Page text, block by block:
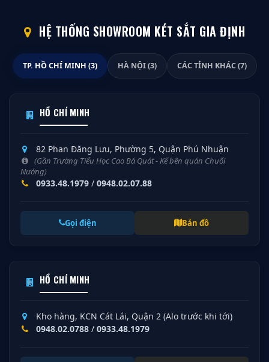
HỆ THỐNG SHOWROOM KÉT SẮT GIA ĐỊNH
TP. HỒ CHÍ MINH (3) HÀ NỘI (3) CÁC TỈNH KHÁC (7)
HỒ CHÍ MINH
82 Phan Đăng Lưu, Phường 5, Quận Phú Nhuận
(Gần Trường Tiểu Học Cao Bá Quát - Kế bên quán Chuối
Nướng)
0933.48.1979 / 0948.02.07.88
Gọi điện Bản đồ
HỒ CHÍ MINH
Kho hàng, KCN Cát Lái, Quận 2 (Alo trước khi tới)
0948.02.0788 / 0933.48.1979